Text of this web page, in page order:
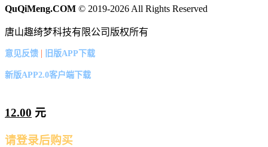
QuQiMeng.COM © 2019-2026 All Rights Reserved
唐山趣绮梦科技有限公司版权所有
意见反馈 | 旧版APP下载
新版APP2.0客户端下载
12.00 元
请登录后购买